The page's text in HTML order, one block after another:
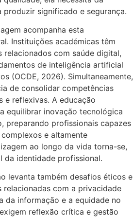
produzir significado e segurança.
acompanha esta
Instituições académicas têm
com saúde digital,
de inteligência artificial
(OCDE, 2026). Simultaneamente,
de consolidar competências
e reflexivas. A educação
equilibrar inovação tecnológica
preparando profissionais capazes
e altamente
ao longo da vida torna-se,
da identidade profissional.
levanta também desafios éticos e
relacionadas com a privacidade
da informação e a equidade no
reflexão crítica e gestão